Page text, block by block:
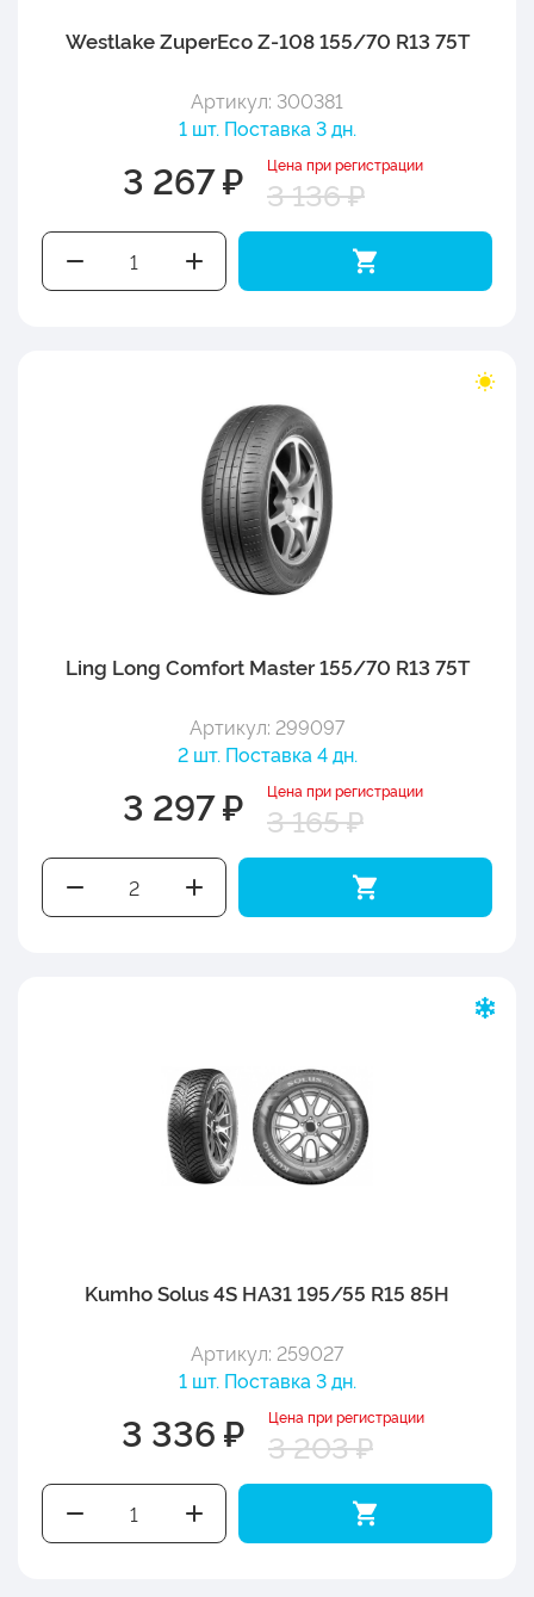
Westlake ZuperEco Z-108 155/70 R13 75T
Артикул: 300381
1 шт. Поставка 3 дн.
3 267 ₽ Цена при регистрации
3 136 ₽
Ling Long Comfort Master 155/70 R13 75T
Артикул: 299097
2 шт. Поставка 4 дн.
3 297 ₽ Цена при регистрации
3 165 ₽
Kumho Solus 4S HA31 195/55 R15 85H
Артикул: 259027
1 шт. Поставка 3 дн.
3 336 ₽ Цена при регистрации
3 203 ₽